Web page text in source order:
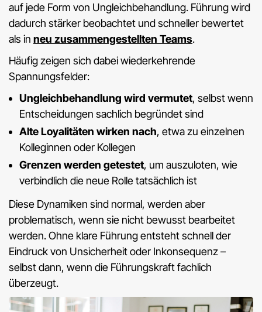
auf jede Form von Ungleichbehandlung. Führung wird
dadurch stärker beobachtet und schneller bewertet
als in neu zusammengestellten Teams.
Häufig zeigen sich dabei wiederkehrende
Spannungsfelder:
Ungleichbehandlung wird vermutet, selbst wenn
Entscheidungen sachlich begründet sind
Alte Loyalitäten wirken nach, etwa zu einzelnen
Kolleginnen oder Kollegen
Grenzen werden getestet, um auszuloten, wie
verbindlich die neue Rolle tatsächlich ist
Diese Dynamiken sind normal, werden aber
problematisch, wenn sie nicht bewusst bearbeitet
werden. Ohne klare Führung entsteht schnell der
Eindruck von Unsicherheit oder Inkonsequenz –
selbst dann, wenn die Führungskraft fachlich
überzeugt.